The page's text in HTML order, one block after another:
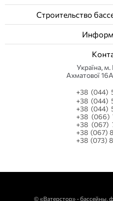
Строительство
Українa, м.
Ахматової
+38 (044)
+38 (044)
+38 (044)
+38 (066)
+38 (067)
+38 (067)
+38 (073)
©«Ватерстор» - бассейны,